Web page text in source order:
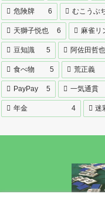
危険牌 6 むこうぶ
天獅子悦也 6 麻雀リ
豆知識 5 阿佐田哲也
食べ物 5 荒正義
PayPay 5 一気通貫
年金 4 迷